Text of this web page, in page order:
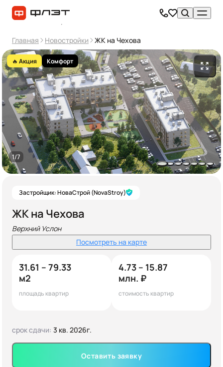
Главная Новостройки ЖК на Чехова
🔥 Акция Комфорт
1/7
Застройщик: НоваСтрой (NovaStroy)
ЖК на Чехова
Верхний Услон
Посмотреть на карте
31.61 – 79.33
м2
площадь квартир
4.73 – 15.87
млн. ₽
стоимость квартир
срок сдачи: 3 кв. 2026г.
Оставить заявку